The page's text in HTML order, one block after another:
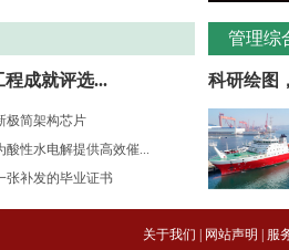
程成就评选...
极简架构芯片
酸性水电解提供高效催...
张补发的毕业证书
管理综
科研绘图
关于我们 网站声明
服